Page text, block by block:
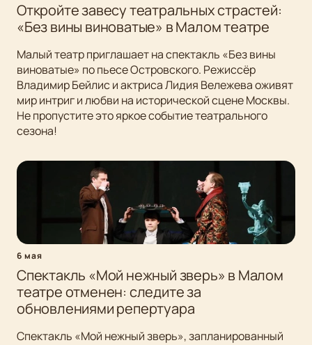
Откройте завесу театральных страстей:
«Без вины виноватые» в Малом театре
Малый театр приглашает на спектакль «Без вины
виноватые» по пьесе Островского. Режиссёр
Владимир Бейлис и актриса Лидия Вележева оживят
мир интриг и любви на исторической сцене Москвы.
Не пропустите это яркое событие театрального
сезона!
6 мая
Спектакль «Мой нежный зверь» в Малом
театре отменен: следите за
обновлениями репертуара
Спектакль «Мой нежный зверь», запланированный